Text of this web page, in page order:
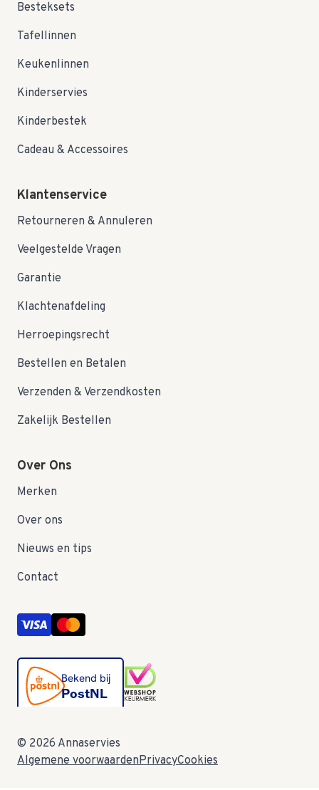
Besteksets
Tafellinnen
Keukenlinnen
Kinderservies
Kinderbestek
Cadeau & Accessoires
Klantenservice
Retourneren & Annuleren
Veelgestelde Vragen
Garantie
Klachtenafdeling
Herroepingsrecht
Bestellen en Betalen
Verzenden & Verzendkosten
Zakelijk Bestellen
Over Ons
Merken
Over ons
Nieuws en tips
Contact
© 2026 Annaservies
Algemene voorwaardenPrivacyCookies